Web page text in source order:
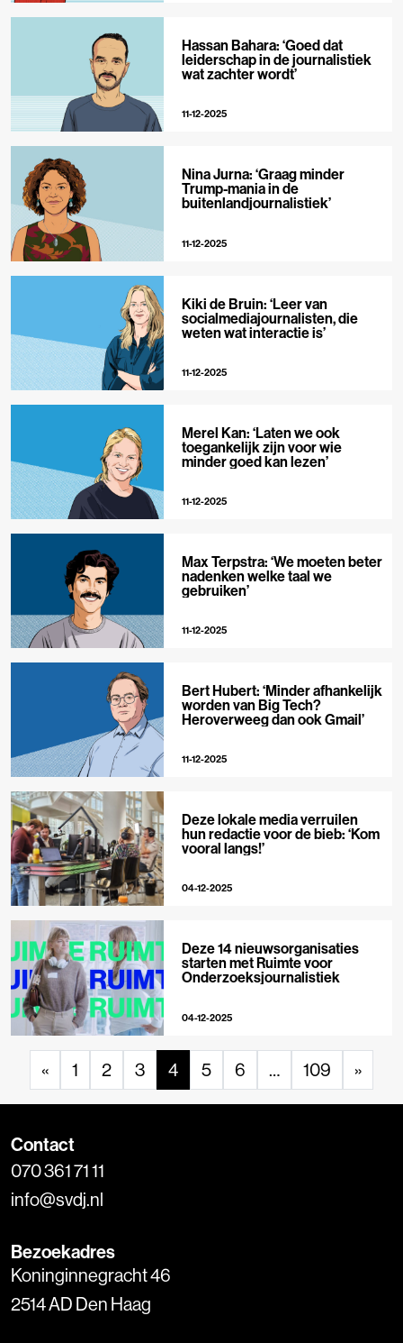
Hassan Bahara: ‘Goed dat
leiderschap in de journalistiek
wat zachter wordt’
11-12-2025
Nina Jurna: ‘Graag minder
Trump-mania in de
buitenlandjournalistiek’
11-12-2025
Kiki de Bruin: ‘Leer van
socialmediajournalisten, die
weten wat interactie is’
11-12-2025
Merel Kan: ‘Laten we ook
toegankelijk zijn voor wie
minder goed kan lezen’
11-12-2025
Max Terpstra: ‘We moeten beter
nadenken welke taal we
gebruiken’
11-12-2025
Bert Hubert: ‘Minder afhankelijk
worden van Big Tech?
Heroverweeg dan ook Gmail’
11-12-2025
Deze lokale media verruilen
hun redactie voor de bieb: ‘Kom
vooral langs!’
04-12-2025
Deze 14 nieuwsorganisaties
starten met Ruimte voor
Onderzoeksjournalistiek
04-12-2025
« 1 2 3 4 5 6 … 109 »
Contact
070 361 71 11
info@svdj.nl
Bezoekadres
Koninginnegracht 46
2514 AD Den Haag